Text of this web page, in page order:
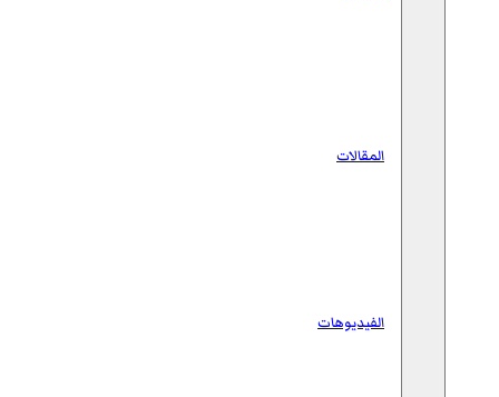
المقالات
الفيديوهات